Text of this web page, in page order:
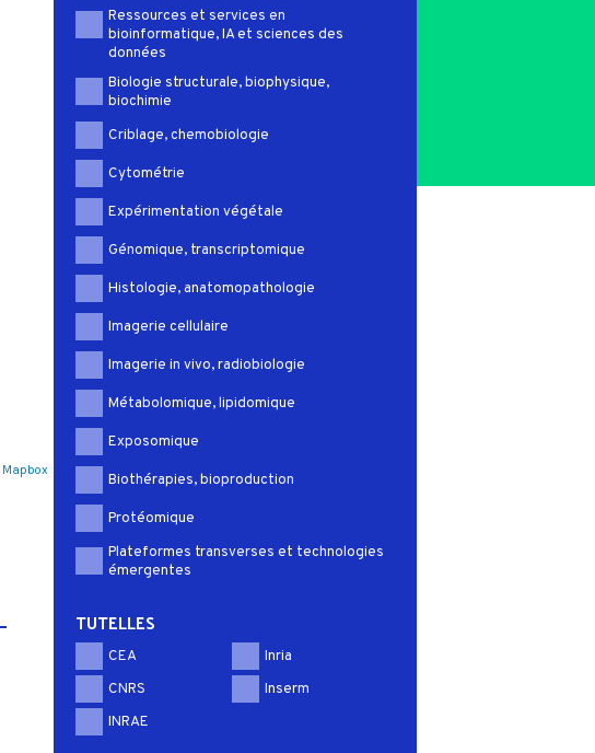
Mapbox
Ressources et services en
bioinformatique, IA et sciences des
données
Biologie structurale, biophysique,
biochimie
Criblage, chemobiologie
Cytométrie
Expérimentation végétale
Génomique, transcriptomique
Histologie, anatomopathologie
Imagerie cellulaire
Imagerie in vivo, radiobiologie
Métabolomique, lipidomique
Exposomique
Biothérapies, bioproduction
Protéomique
Plateformes transverses et technologies
émergentes
TUTELLES
CEA
CNRS
INRAE
Inria
Inserm